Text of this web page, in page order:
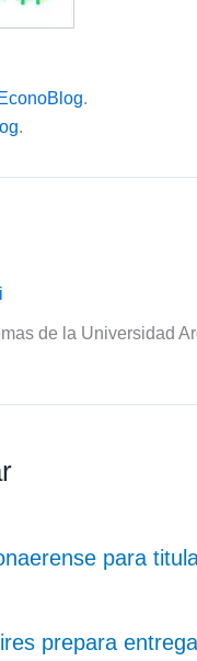
.
.
de la Universidad
para
prepara